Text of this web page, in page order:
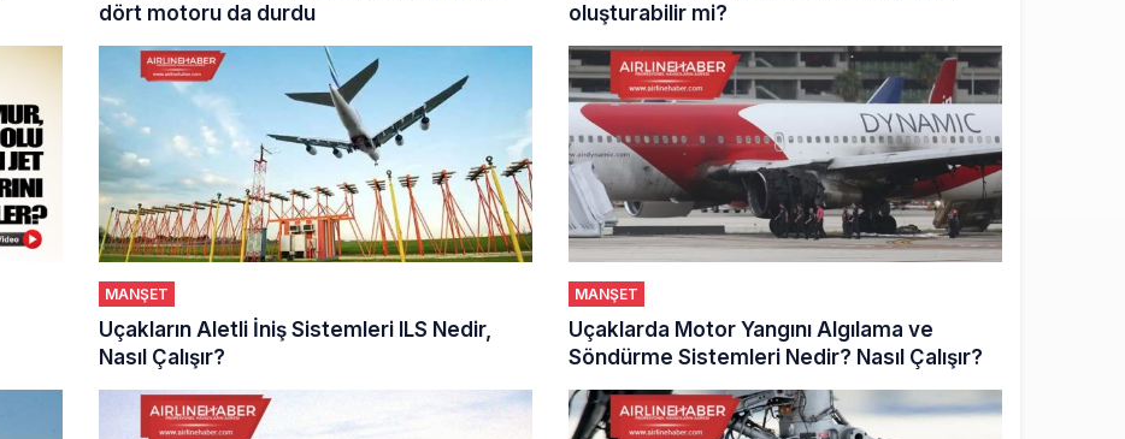
dört motoru da durdu
oluşturabilir mi?
MANŞET
Uçakların Aletli İniş Sistemleri ILS Nedir,
Nasıl Çalışır?
MANŞET
Uçaklarda Motor Yangını Algılama ve
Söndürme Sistemleri Nedir? Nasıl Çalışır?